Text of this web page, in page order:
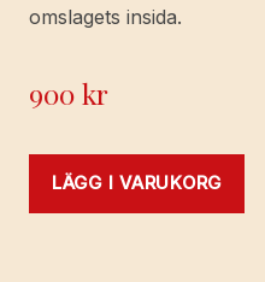
omslagets insida.
900kr
LÄGG I VARUKORG